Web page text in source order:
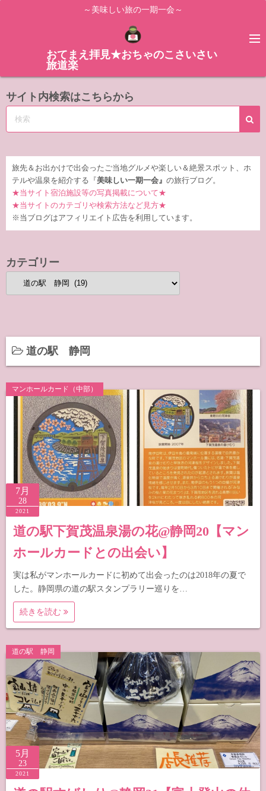
ス
ッ
～美味しい旅の一期一会～
おてまえ拝見★おちゃのこさいさい
旅道楽
サイト内検索はこちらから
旅先＆お出かけで出会ったご当地グルメや楽しい＆絶景スポット、ホ
テルや温泉を紹介する『 美味しい一期一会』 の旅行ブログ。
★当サイト宿泊施設等の写真掲載について★
★当サイトのカテゴリや検索方法など見方★
※当ブログはアフィリエイト広告を利用しています。
カテゴリー
テ
ー
道の駅 静岡
マンホールカード（中部）
7月
28
2021
道の駅下賀茂温泉湯の花@静岡20【マン
ホールカードとの出会い】
実は私がマンホールカードに初めて出会ったのは2018年の夏で
した。静岡県の道の駅スタンプラリー巡りを…
続きを読む
道の駅 静岡
5月
23
2021